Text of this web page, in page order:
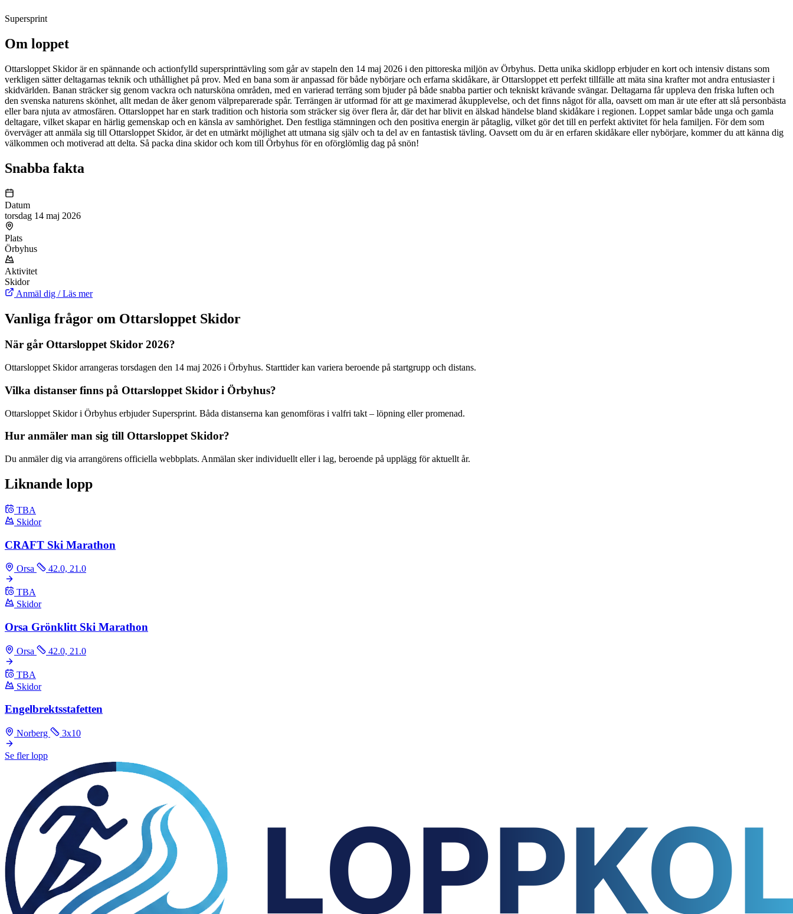
Supersprint
Om loppet
Ottarsloppet Skidor är en spännande och actionfylld supersprinttävling som går av stapeln den 14 maj 2026 i den pittoreska miljön av Örbyhus. Detta unika skidlopp erbjuder en kort och intensiv distans som
verkligen sätter deltagarnas teknik och uthållighet på prov. Med en bana som är anpassad för både nybörjare och erfarna skidåkare, är Ottarsloppet ett perfekt tillfälle att mäta sina krafter mot andra entusiaster i
skidvärlden. Banan sträcker sig genom vackra och natursköna områden, med en varierad terräng som bjuder på både snabba partier och tekniskt krävande svängar. Deltagarna får uppleva den friska luften och
den svenska naturens skönhet, allt medan de åker genom välpreparerade spår. Terrängen är utformad för att ge maximerad åkupplevelse, och det finns något för alla, oavsett om man är ute efter att slå personbästa
eller bara njuta av atmosfären. Ottarsloppet har en stark tradition och historia som sträcker sig över flera år, där det har blivit en älskad händelse bland skidåkare i regionen. Loppet samlar både unga och gamla
deltagare, vilket skapar en härlig gemenskap och en känsla av samhörighet. Den festliga stämningen och den positiva energin är påtaglig, vilket gör det till en perfekt aktivitet för hela familjen. För dem som
överväger att anmäla sig till Ottarsloppet Skidor, är det en utmärkt möjlighet att utmana sig själv och ta del av en fantastisk tävling. Oavsett om du är en erfaren skidåkare eller nybörjare, kommer du att känna dig
välkommen och motiverad att delta. Så packa dina skidor och kom till Örbyhus för en oförglömlig dag på snön!
Snabba fakta
Datum
torsdag 14 maj 2026
Plats
Örbyhus
Aktivitet
Skidor
Anmäl dig / Läs mer
Vanliga frågor om Ottarsloppet Skidor
När går Ottarsloppet Skidor 2026?
Ottarsloppet Skidor arrangeras torsdagen den 14 maj 2026 i Örbyhus. Starttider kan variera beroende på startgrupp och distans.
Vilka distanser finns på Ottarsloppet Skidor i Örbyhus?
Ottarsloppet Skidor i Örbyhus erbjuder Supersprint. Båda distanserna kan genomföras i valfri takt – löpning eller promenad.
Hur anmäler man sig till Ottarsloppet Skidor?
Du anmäler dig via arrangörens officiella webbplats. Anmälan sker individuellt eller i lag, beroende på upplägg för aktuellt år.
Liknande lopp
TBA
Skidor
CRAFT Ski Marathon
Orsa 42.0, 21.0
TBA
Skidor
Orsa Grönklitt Ski Marathon
Orsa 42.0, 21.0
TBA
Skidor
Engelbrektsstafetten
Norberg 3x10
Se fler lopp